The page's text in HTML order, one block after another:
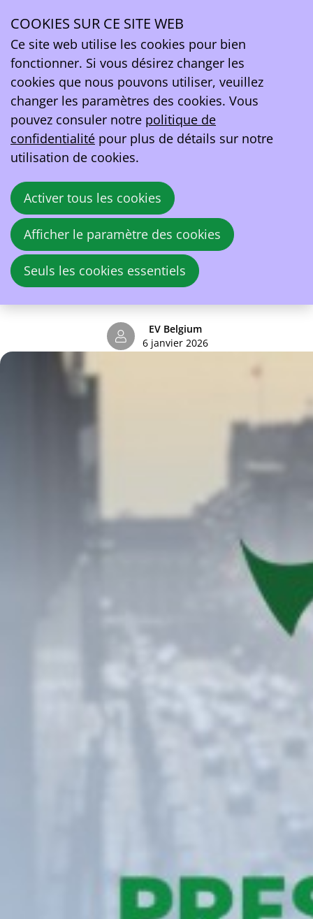
électriques connaît une nouvelle année de
croissance importante malgré les conditions
EV Belgium, la fédération pour la mobilité zéro
émission, a présenté aujourd'hui les chiffres du
marché pour 2025 et les perspectives pour 2026.
La conclusion est double : alors que le
déploiement des infrastructures de recharge
ventes de véhicules électriques (VE) restent,
malgré leur croissance, en deçà de leur
potentiel en raison de l'incertitude qui règne
sur le marché. Le secteur souligne l'urgence de
la situation, en particulier pour les acheteurs
privés, les camionnettes et les camions.
EV Belgium
6 janvier 2026
COOKIES SUR CE SITE WEB
Ce site web utilise les cookies pour bien
fonctionner. Si vous désirez changer les
cookies que nous pouvons utiliser, veuillez
changer les paramètres des cookies. Vous
pouvez consuler notre politique de
confidentialité pour plus de détails sur notre
utilisation de cookies.
Activer tous les cookies
Afficher le paramètre des cookies
Seuls les cookies essentiels